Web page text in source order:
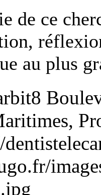
de ce
au plus
8